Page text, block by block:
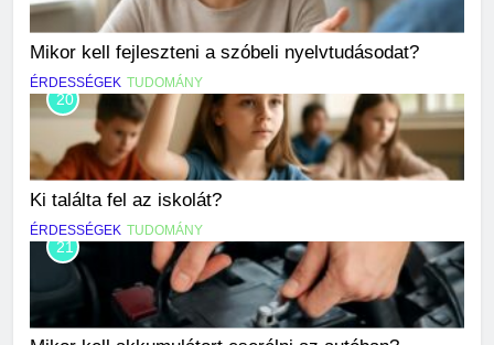
Mikor kell fejleszteni a szóbeli nyelvtudásodat?
ÉRDESSÉGEK TUDOMÁNY
20
Ki találta fel az iskolát?
ÉRDESSÉGEK TUDOMÁNY
21